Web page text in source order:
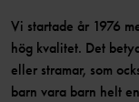
Vi startade år 1976
hög kvalitet. Det
eller stramar, som
barn vara barn helt